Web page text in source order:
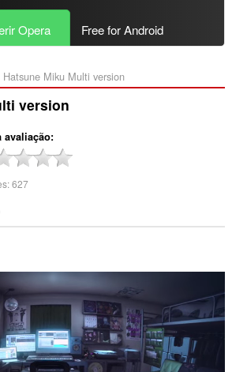
Opera Free for Android
Hatsune Miku Multi version‎
version
avaliação
627